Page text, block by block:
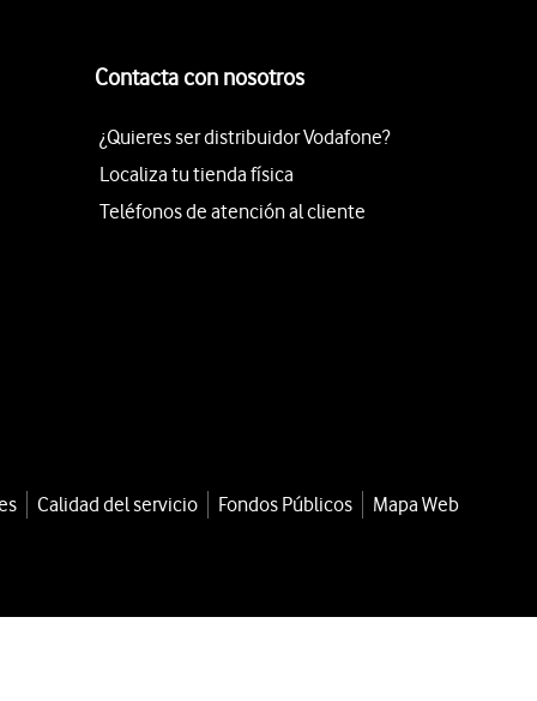
Contacta con nosotros
¿Quieres ser distribuidor Vodafone?
Localiza tu tienda física
Teléfonos de atención al cliente
Calidad del servicio Fondos Públicos
Mapa Web